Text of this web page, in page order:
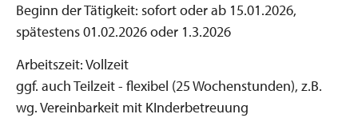
Beginn der Tätigkeit: sofort oder ab 15.01.2026,
spätestens 01.02.2026 oder 1.3.2026
Arbeitszeit: Vollzeit
ggf. auch Teilzeit - flexibel (25 Wochenstunden), z.B.
wg. Vereinbarkeit mit KInderbetreuung